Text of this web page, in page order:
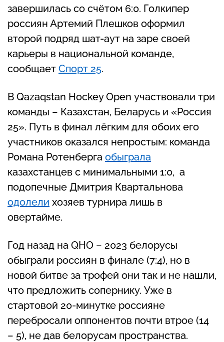
завершилась со счётом 6:0. Голкипер
россиян Артемий Плешков оформил
второй подряд шат-аут на заре своей
карьеры в национальной команде,
сообщает Спорт 25.
В Qazaqstan Hockey Open участвовали три
команды – Казахстан, Беларусь и «Россия
25». Путь в финал лёгким для обоих его
участников оказался непростым: команда
Романа Ротенберга обыграла
казахстанцев с минимальными 1:0, а
подопечные Дмитрия Квартальнова
одолели хозяев турнира лишь в
овертайме.
Год назад на QHO – 2023 белорусы
обыграли россиян в финале (7:4), но в
новой битве за трофей они так и не нашли,
что предложить сопернику. Уже в
стартовой 20-минутке россияне
перебросали оппонентов почти втрое (14
– 5), не дав белорусам пространства.